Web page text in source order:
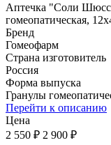
Аптечка "Соли
гомеопатическая,
Бренд
Гомеофарм
Страна изготовитель
Россия
Форма выпуска
Гранулы
Перейти к описанию
Цена
2 550 ₽ 2 900 ₽